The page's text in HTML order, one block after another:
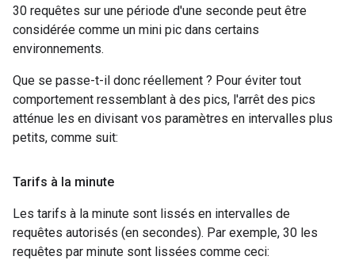
30 requêtes sur une période d'une seconde peut être
considérée comme un mini pic dans certains
environnements.
Que se passe-t-il donc réellement ? Pour éviter tout
comportement ressemblant à des pics, l'arrêt des pics
atténue les en divisant vos paramètres en intervalles plus
petits, comme suit:
Tarifs à la minute
Les tarifs à la minute sont lissés en intervalles de
requêtes autorisés (en secondes). Par exemple, 30 les
requêtes par minute sont lissées comme ceci: